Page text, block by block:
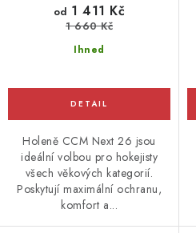
Ihned
od 1 411 Kč
1 660 Kč
Holeně CCM Next 26 jsou
ideální volbou pro hokejisty
všech věkových kategorií.
Poskytují maximální ochranu,
komfort a...